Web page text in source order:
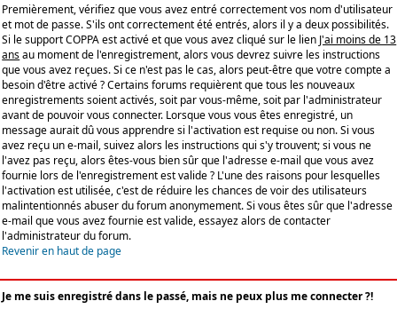
Premièrement, vérifiez que vous avez entré correctement vos nom d'utilisateur
et mot de passe. S'ils ont correctement été entrés, alors il y a deux possibilités.
Si le support COPPA est activé et que vous avez cliqué sur le lien J'ai moins de 13
ansau moment de l'enregistrement, alors vous devrez suivre les instructions
que vous avez reçues. Si ce n'est pas le cas, alors peut-être que votre compte a
besoin d'être activé ? Certains forums requièrent que tous les nouveaux
enregistrements soient activés, soit par vous-même, soit par l'administrateur
avant de pouvoir vous connecter. Lorsque vous vous êtes enregistré, un
message aurait dû vous apprendre si l'activation est requise ou non. Si vous
avez reçu un e-mail, suivez alors les instructions qui s'y trouvent; si vous ne
l'avez pas reçu, alors êtes-vous bien sûr que l'adresse e-mail que vous avez
fournie lors de l'enregistrement est valide ? L'une des raisons pour lesquelles
l'activation est utilisée, c'est de réduire les chances de voir des utilisateurs
malintentionnés abuser du forum anonymement. Si vous êtes sûr que l'adresse
e-mail que vous avez fournie est valide, essayez alors de contacter
l'administrateur du forum.
Revenir en haut de page
Je me suis enregistré dans le passé, mais ne peux plus me connecter ?!